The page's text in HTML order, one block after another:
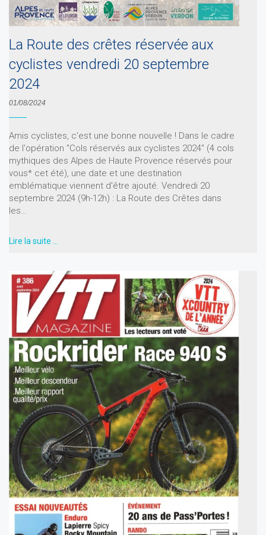
La Route des crêtes réservée aux
cyclistes vendredi 20 septembre
2024
01/08/2024
Amis cyclistes, c'est une bonne nouvelle ! Dans le cadre
de l'opération "Cols réservés aux cyclistes 2024" (4 cols
mythiques des Alpes de Haute Provence réservés pour
vous* cet été), une date et une destination
emblématique viennent d'être ajouté. Vendredi 20
septembre 2024 (9h-12h) : La Route des Crêtes dans
les…
Lire la suite …